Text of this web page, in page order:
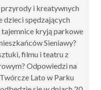
przyrody i kreatywnych
dzieci spędzających
kryją parkowe
Sieniawy?
filmu i teatru z
Odpowiedzi na
Lato w Parku